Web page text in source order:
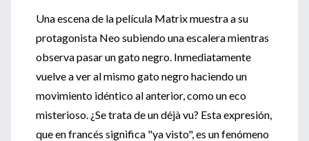
Una escena de la película Matrix muestra a su
protagonista Neo subiendo una escalera mientras
observa pasar un gato negro. Inmediatamente
vuelve a ver al mismo gato negro haciendo un
movimiento idéntico al anterior, como un eco
misterioso. ¿Se trata de un déjà vu? Esta expresión,
que en francés significa "ya visto", es un fenómeno